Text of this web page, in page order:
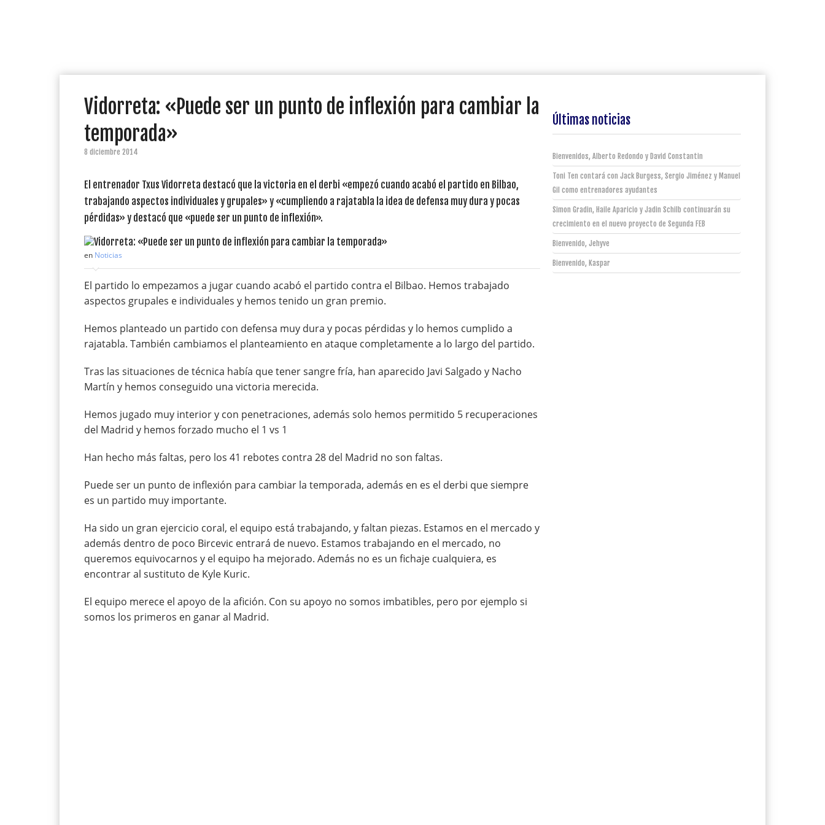
Vidorreta: «Puede ser un punto de inflexión para cambiar la
temporada»
8 diciembre 2014
El entrenador Txus Vidorreta destacó que la victoria en el derbi «empezó cuando acabó el partido en Bilbao,
trabajando aspectos individuales y grupales» y «cumpliendo a rajatabla la idea de defensa muy dura y pocas
pérdidas» y destacó que «puede ser un punto de inflexión».
en Noticias
El partido lo empezamos a jugar cuando acabó el partido contra el Bilbao. Hemos trabajado
aspectos grupales e individuales y hemos tenido un gran premio.
Hemos planteado un partido con defensa muy dura y pocas pérdidas y lo hemos cumplido a
rajatabla. También cambiamos el planteamiento en ataque completamente a lo largo del partido.
Tras las situaciones de técnica había que tener sangre fría, han aparecido Javi Salgado y Nacho
Martín y hemos conseguido una victoria merecida.
Hemos jugado muy interior y con penetraciones, además solo hemos permitido 5 recuperaciones
del Madrid y hemos forzado mucho el 1 vs 1
Han hecho más faltas, pero los 41 rebotes contra 28 del Madrid no son faltas.
Puede ser un punto de inflexión para cambiar la temporada, además en es el derbi que siempre
es un partido muy importante.
Ha sido un gran ejercicio coral, el equipo está trabajando, y faltan piezas. Estamos en el mercado y
además dentro de poco Bircevic entrará de nuevo. Estamos trabajando en el mercado, no
queremos equivocarnos y el equipo ha mejorado. Además no es un fichaje cualquiera, es
encontrar al sustituto de Kyle Kuric.
El equipo merece el apoyo de la afición. Con su apoyo no somos imbatibles, pero por ejemplo si
somos los primeros en ganar al Madrid.
Últimas noticias
Bienvenidos, Alberto Redondo y David Constantin
Toni Ten contará con Jack Burgess, Sergio Jiménez y Manuel
Gil como entrenadores ayudantes
Simon Gradin, Haile Aparicio y Jadin Schilb continuarán su
crecimiento en el nuevo proyecto de Segunda FEB
Bienvenido, Jehyve
Bienvenido, Kaspar